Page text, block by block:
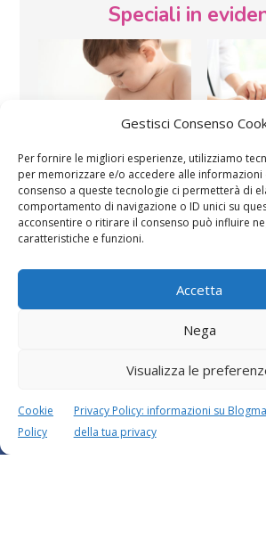
Gestisci Consenso
Per fornire le migliori esperienze, utilizziamo
per memorizzare e/o accedere alle
consenso a queste tecnologie ci permetterà di
comportamento di navigazione o ID unici su
acconsentire o ritirare il consenso può influire
caratteristiche e funzioni.
Accetta
Nega
Visualizza le
Cookie
Policy
Privacy Policy: informazioni su
della tua privacy
Speciali in
Vaccini
Chi siamo Contatti